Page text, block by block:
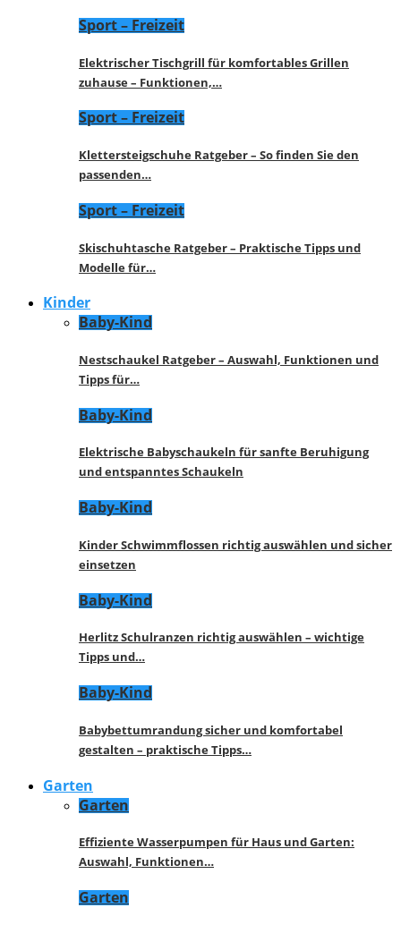
Sport – Freizeit
Elektrischer Tischgrill für komfortables Grillen
zuhause – Funktionen,…
Sport – Freizeit
Klettersteigschuhe Ratgeber – So finden Sie den
passenden…
Sport – Freizeit
Skischuhtasche Ratgeber – Praktische Tipps und
Modelle für…
Kinder
Baby-Kind
Nestschaukel Ratgeber – Auswahl, Funktionen und
Tipps für…
Baby-Kind
Elektrische Babyschaukeln für sanfte Beruhigung
und entspanntes Schaukeln
Baby-Kind
Kinder Schwimmflossen richtig auswählen und sicher
einsetzen
Baby-Kind
Herlitz Schulranzen richtig auswählen – wichtige
Tipps und…
Baby-Kind
Babybettumrandung sicher und komfortabel
gestalten – praktische Tipps…
Garten
Garten
Effiziente Wasserpumpen für Haus und Garten:
Auswahl, Funktionen…
Garten